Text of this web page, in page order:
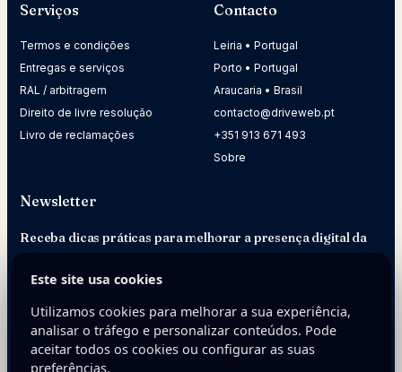
Serviços
Termos e condições
Entregas e serviços
RAL / arbitragem
Direito de livre resolução
Livro de reclamações
Contacto
Leiria • Portugal
Porto • Portugal
Araucaria • Brasil
contacto@driveweb.pt
+351 913 671 493
Sobre
Newsletter
Receba dicas práticas para melhorar a presença digital da
E-mail
Este site usa cookies
Utilizamos cookies para melhorar a sua experiência,
analisar o tráfego e personalizar conteúdos. Pode
aceitar todos os cookies ou configurar as suas
preferências.